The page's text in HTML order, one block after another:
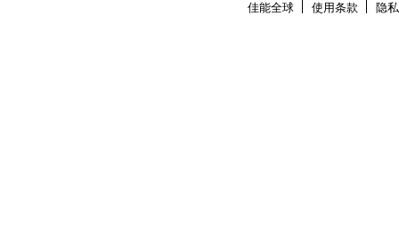
佳能全球 使用条款 隐